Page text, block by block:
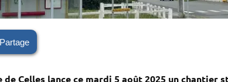
Partage
de Celles lance ce mardi 5 août 2025 un